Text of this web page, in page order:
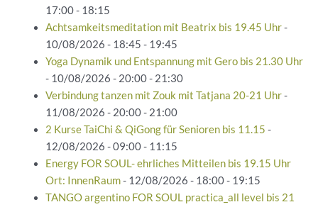
17:00 - 18:15
Achtsamkeitsmeditation mit Beatrix bis 19.45 Uhr-
10/08/2026 - 18:45 - 19:45
Yoga Dynamik und Entspannung mit Gero bis 21.30 Uhr
- 10/08/2026 - 20:00 - 21:30
Verbindung tanzen mit Zouk mit Tatjana 20-21 Uhr-
11/08/2026 - 20:00 - 21:00
2 Kurse TaiChi & QiGong für Senioren bis 11.15 -
12/08/2026 - 09:00 - 11:15
Energy FOR SOUL- ehrliches Mitteilen bis 19.15 Uhr
Ort: InnenRaum- 12/08/2026 - 18:00 - 19:15
TANGO argentino FOR SOUL practica_all level bis 21